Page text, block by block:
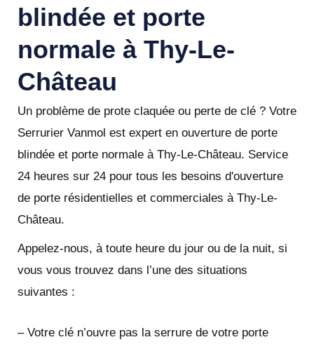
blindée et porte
normale à Thy-Le-
Château
Un problème de prote claquée ou perte de clé ? Votre
Serrurier Vanmol est expert en ouverture de porte
blindée et porte normale à Thy-Le-Château. Service
24 heures sur 24 pour tous les besoins d'ouverture
de porte résidentielles et commerciales à Thy-Le-
Château.
Appelez-nous, à toute heure du jour ou de la nuit, si
vous vous trouvez dans l’une des situations
suivantes :
– Votre clé n’ouvre pas la serrure de votre porte